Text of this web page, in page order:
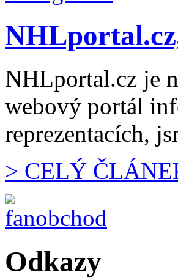
NHLportal.cz je
webový portál
reprezentacích,
> CELÝ
Odkazy